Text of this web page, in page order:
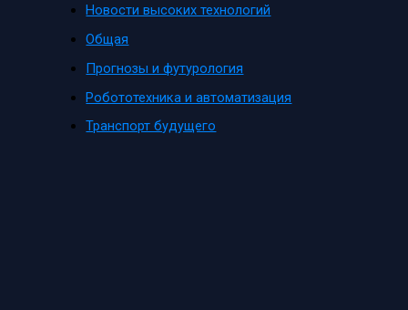
Новости высоких технологий
Общая
Прогнозы и футурология
Робототехника и автоматизация
Транспорт будущего